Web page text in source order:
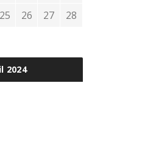
2024
25 26 27
28